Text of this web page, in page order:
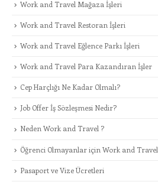
Work and Travel Mağaza İşleri
Work and Travel Restoran İşleri
Work and Travel Eğlence Parkı İşleri
Work and Travel Para Kazandıran İşler
Cep Harçlığı Ne Kadar Olmalı?
Job Offer İş Sözleşmesi Nedir?
Neden Work and Travel ?
Öğrenci Olmayanlar için Work and Travel
Pasaport ve Vize Ücretleri